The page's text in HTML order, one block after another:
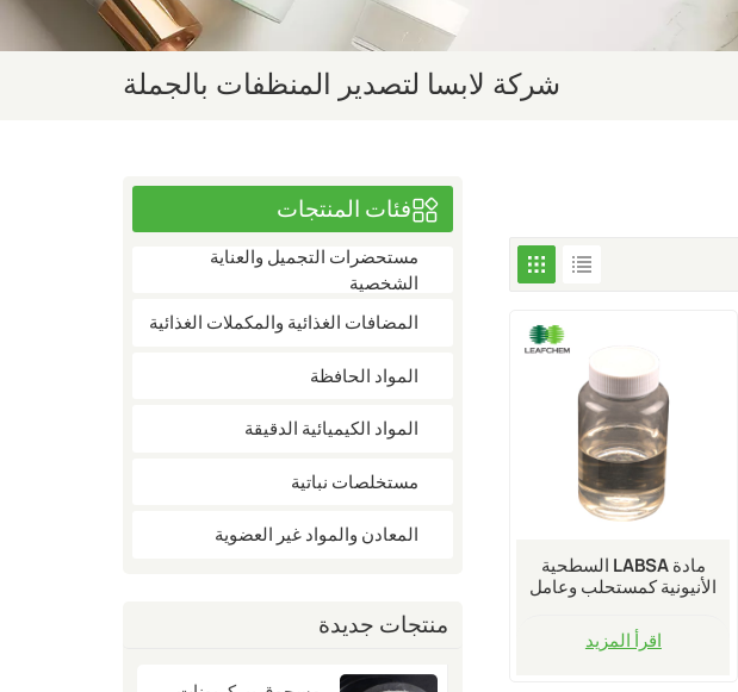
ar
شركة لابسا لتصدير المنظفات بالجملة
فئات المنتجات
مستحضرات التجميل والعناية
الشخصية
المضافات الغذائية والمكملات الغذائية
المواد الحافظة
المواد الكيميائية الدقيقة
مستخلصات نباتية
المعادن والمواد غير العضوية
منتجات جديدة
مادة LABSA السطحية
الأنيونية كمستحلب وعامل
اقرأ المزيد